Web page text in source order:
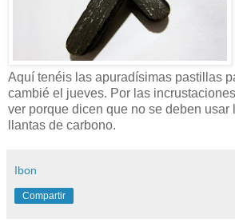
Aquí tenéis las apuradísimas pastillas
cambié el jueves. Por las
ver porque dicen que no se deben usar
llantas de carbono.
Ibon
Compartir